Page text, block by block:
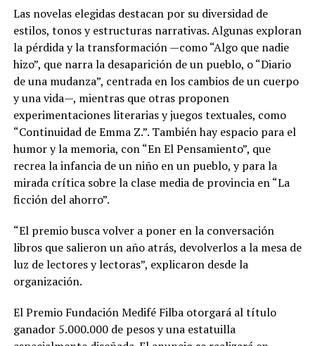
Las novelas elegidas destacan por su diversidad de
estilos, tonos y estructuras narrativas. Algunas exploran
la pérdida y la transformación —como “Algo que nadie
hizo”, que narra la desaparición de un pueblo, o “Diario
de una mudanza”, centrada en los cambios de un cuerpo
y una vida—, mientras que otras proponen
experimentaciones literarias y juegos textuales, como
“Continuidad de Emma Z.”. También hay espacio para el
humor y la memoria, con “En El Pensamiento”, que
recrea la infancia de un niño en un pueblo, y para la
mirada crítica sobre la clase media de provincia en “La
ficción del ahorro”.
“El premio busca volver a poner en la conversación
libros que salieron un año atrás, devolverlos a la mesa de
luz de lectores y lectoras”, explicaron desde la
organización.
El Premio Fundación Medifé Filba otorgará al título
ganador 5.000.000 de pesos y una estatuilla